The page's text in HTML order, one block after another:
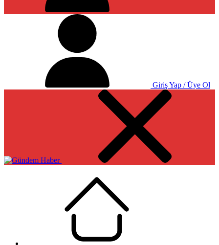
Giriş Yap / Üye Ol